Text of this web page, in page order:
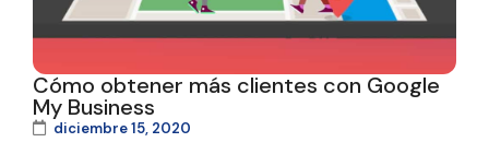
Cómo obtener más clientes con Google
My Business
diciembre 15, 2020